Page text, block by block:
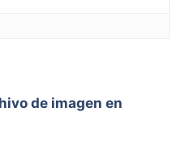
de imagen en